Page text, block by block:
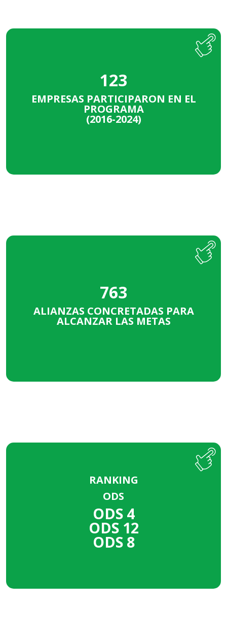
123
EMPRESAS PARTICIPARON EN EL
PROGRAMA
(2016-2024)
986
INICIATIVAS TOTALES
113
763
ALIANZAS CONCRETADAS PARA
ALCANZAR LAS METAS
PRIVADA
ACADÉMICAS
RANKING
ODS
ODS 4
ODS 12
ODS 8
ODS
DESTACADO
ODS 7